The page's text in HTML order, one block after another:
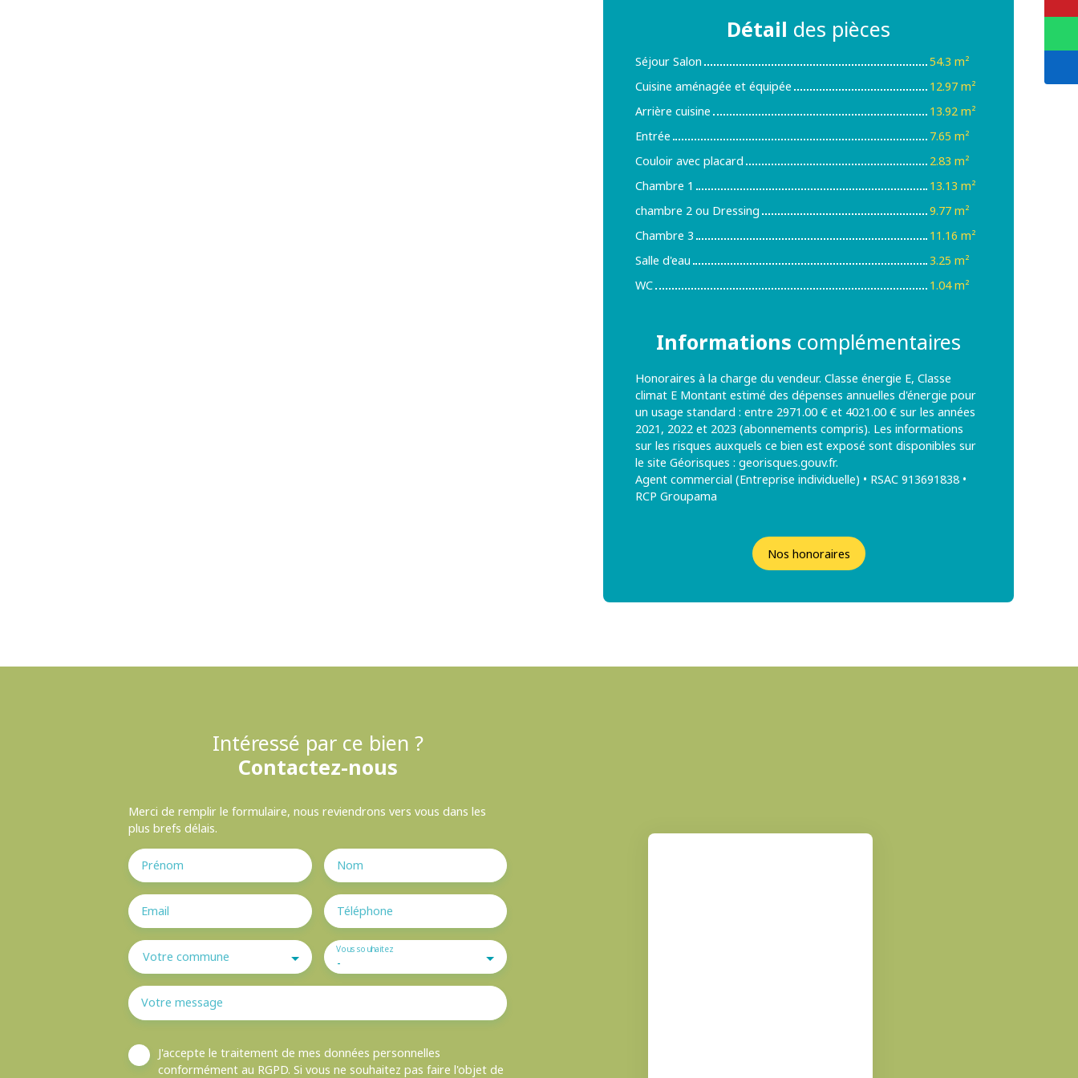
Détail des pièces
Séjour Salon
54.3 m²
Cuisine aménagée et équipée
12.97 m²
Arrière cuisine
13.92 m²
Entrée
7.65 m²
Couloir avec placard
2.83 m²
Chambre 1
13.13 m²
chambre 2 ou Dressing
9.77 m²
Chambre 3
11.16 m²
Salle d'eau
3.25 m²
WC
1.04 m²
Informations complémentaires
Honoraires à la charge du vendeur. Classe énergie E, Classe
climat E Montant estimé des dépenses annuelles d'énergie pour
un usage standard : entre 2971.00 € et 4021.00 € sur les années
2021, 2022 et 2023 (abonnements compris). Les informations
sur les risques auxquels ce bien est exposé sont disponibles sur
le site Géorisques : georisques.gouv.fr.
Agent commercial (Entreprise individuelle) • RSAC 913691838 •
RCP Groupama
Nos honoraires
Intéressé par ce bien ?
Contactez-nous
Merci de remplir le formulaire, nous reviendrons vers vous dans les
plus brefs délais.
Prénom Nom
Email Téléphone
Votre commune -
Vous souhaitez
Votre message
J'accepte le traitement de mes données personnelles
conformément au RGPD. Si vous ne souhaitez pas faire l'objet de